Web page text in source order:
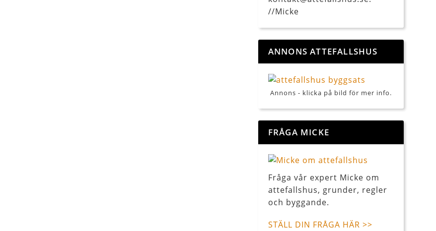
//Micke
ANNONS ATTEFALLSHUS
Annons - klicka på bild för mer info.
FRÅGA MICKE
Fråga vår expert Micke om
attefallshus, grunder, regler
och byggande.
STÄLL DIN FRÅGA HÄR >>